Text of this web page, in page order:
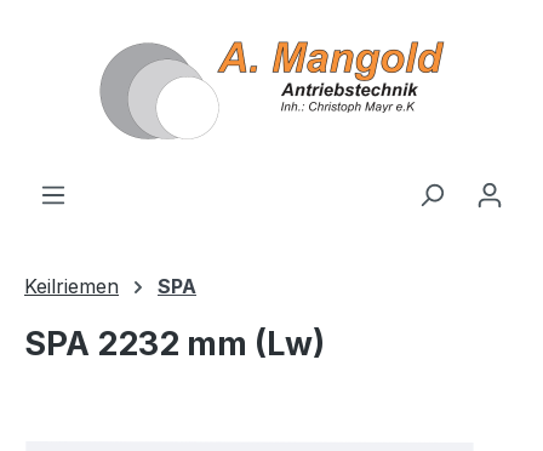
Keilriemen SPA
SPA 2232 mm (Lw)